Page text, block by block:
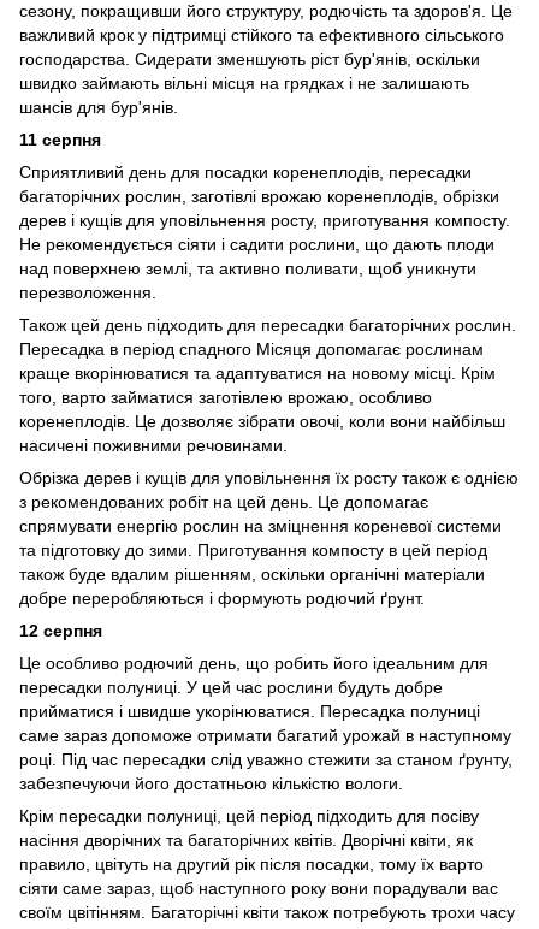
сезону, покращивши його структуру, родючість та здоров'я. Це
важливий крок у підтримці стійкого та ефективного сільського
господарства. Сидерати зменшують ріст бур'янів, оскільки
швидко займають вільні місця на грядках і не залишають
шансів для бур'янів.
11 серпня
Сприятливий день для посадки коренеплодів, пересадки
багаторічних рослин, заготівлі врожаю коренеплодів, обрізки
дерев і кущів для уповільнення росту, приготування компосту.
Не рекомендується сіяти і садити рослини, що дають плоди
над поверхнею землі, та активно поливати, щоб уникнути
перезволоження.
Також цей день підходить для пересадки багаторічних рослин.
Пересадка в період спадного Місяця допомагає рослинам
краще вкорінюватися та адаптуватися на новому місці. Крім
того, варто займатися заготівлею врожаю, особливо
коренеплодів. Це дозволяє зібрати овочі, коли вони найбільш
насичені поживними речовинами.
Обрізка дерев і кущів для уповільнення їх росту також є однією
з рекомендованих робіт на цей день. Це допомагає
спрямувати енергію рослин на зміцнення кореневої системи
та підготовку до зими. Приготування компосту в цей період
також буде вдалим рішенням, оскільки органічні матеріали
добре переробляються і формують родючий ґрунт.
12 серпня
Це особливо родючий день, що робить його ідеальним для
пересадки полуниці. У цей час рослини будуть добре
прийматися і швидше укорінюватися. Пересадка полуниці
саме зараз допоможе отримати багатий урожай в наступному
році. Під час пересадки слід уважно стежити за станом ґрунту,
забезпечуючи його достатньою кількістю вологи.
Крім пересадки полуниці, цей період підходить для посіву
насіння дворічних та багаторічних квітів. Дворічні квіти, як
правило, цвітуть на другий рік після посадки, тому їх варто
сіяти саме зараз, щоб наступного року вони порадували вас
своїм цвітінням. Багаторічні квіти також потребують трохи часу